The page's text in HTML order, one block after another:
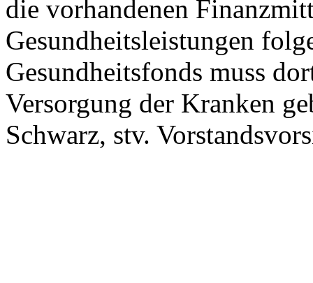
die vorhandenen
Gesundheitsleistungen
Gesundheitsfonds muss
Versorgung der Kranken
Schwarz, stv.